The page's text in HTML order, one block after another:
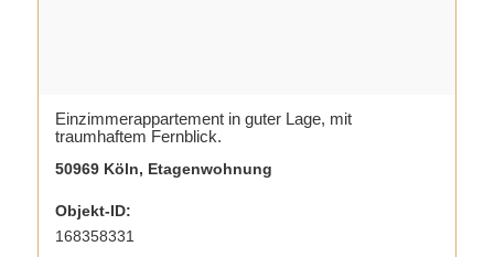
Einzimmerappartement in guter Lage, mit
traumhaftem Fernblick.
50969 Köln, Etagenwohnung
Objekt-ID:
168358331